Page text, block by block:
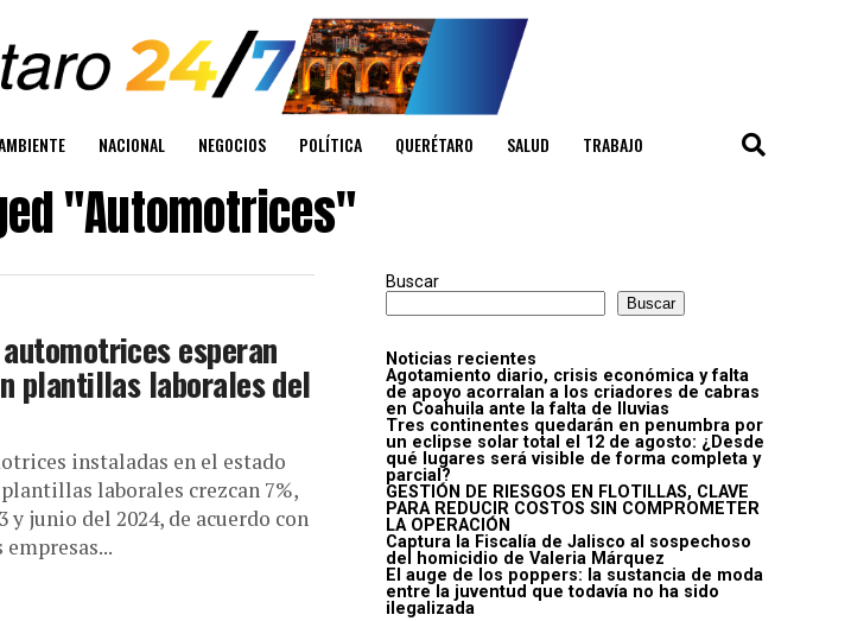
NACIONAL NEGOCIOS POLÍTICA QUERÉTARO SALUD TRABAJO
"Automotrices"
esperan
plantillas laborales del
instaladas en el estado
laborales crezcan 7%,
y junio del 2024, de acuerdo con
Buscar
Buscar
Noticias recientes
Agotamiento diario, crisis económica y falta
de apoyo acorralan a los criadores de cabras
en Coahuila ante la falta de lluvias
Tres continentes quedarán en penumbra por
un eclipse solar total el 12 de agosto: ¿Desde
qué lugares será visible de forma completa y
parcial?
GESTIÓN DE RIESGOS EN FLOTILLAS, CLAVE
PARA REDUCIR COSTOS SIN COMPROMETER
LA OPERACIÓN
Captura la Fiscalía de Jalisco al sospechoso
del homicidio de Valeria Márquez
El auge de los poppers: la sustancia de moda
entre la juventud que todavía no ha sido
ilegalizada